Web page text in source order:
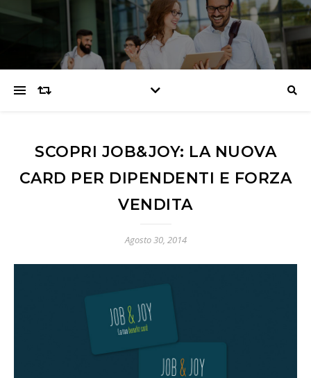
SCOPRI JOB&JOY: LA NUOVA
CARD PER DIPENDENTI E FORZA
VENDITA
Agosto 30, 2014